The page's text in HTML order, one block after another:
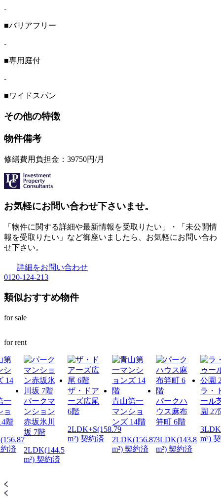
-
■バリアフリー
-
■専用庭付
-
■ワイドスパン
その他の特徴
物件備考
修繕費用負担金：39750円/月
お気軽にお問い合わせ下さいませ。
「物件に関する詳細や最新情報を受取りたい」・「未公開情
報を受取りたい」など御座いましたら、お気軽にお問い合わ
せ下さい。
詳細をお問い合わせ
0120-124-213
類似おすすめ物件
for sale
for rent
一
ョ
階
済
パークマ
ンション
赤坂氷川
坂 7階
2LDK(144.5
m²) 契約済
ザ・ドア
ーズ広尾
6階
2LDK+S(158.79
m²) 契約済
青山第一
マンショ
ンズ 14階
2LDK(156.87
m²) 契約済
パークハ
ウス麻布
笄町 6階
3LDK(143.8
m²) 契約済
ラ・
ール
園 27
m²)